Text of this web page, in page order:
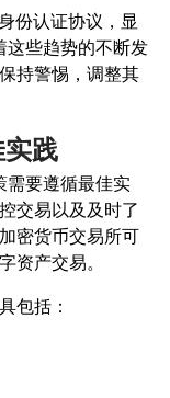
份认证协议，显
这些趋势的不断发
持警惕，调整其
践
需要遵循最佳实
交易以及及时了
密货币交易所可
资产交易。
包括：